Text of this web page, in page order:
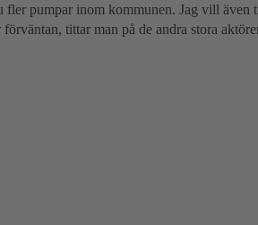
fler pumpar inom kommunen. Jag vill
förväntan, tittar man på de andra stora